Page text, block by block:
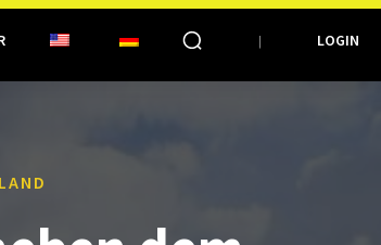
LOGIN